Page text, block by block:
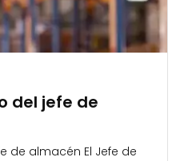
del jefe de
de almacén El Jefe de